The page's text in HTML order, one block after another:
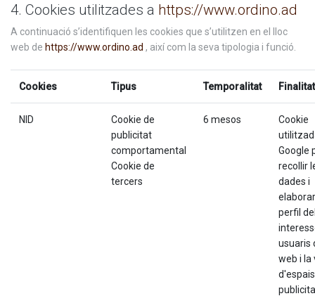
4. Cookies utilitzades a https://www.ordino.ad
A continuació s’identifiquen les cookies que s’utilitzen en el lloc
web de https://www.ordino.ad , així com la seva tipologia i funció.
Cookies Tipus Temporalitat Finalitat
NID
Cookie de
publicitat
comportamental
Cookie de
tercers
6 mesos
Cookie
Google
recollir
dades i
perfil
usuaris
web i la
d'espais